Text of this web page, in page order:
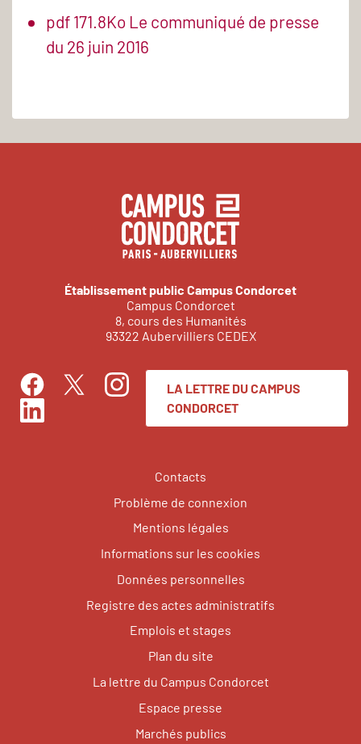
pdf 171.8Ko Le communiqué de presse
du 26 juin 2016
Établissement public Campus Condorcet
Campus Condorcet
8, cours des Humanités
93322 Aubervilliers CEDEX
FacebookTwitterInstagram
LinkedIn
LA LETTRE DU CAMPUS
CONDORCET
Contacts
Problème de connexion
Mentions légales
Informations sur les cookies
Données personnelles
Registre des actes administratifs
Emplois et stages
Plan du site
La lettre du Campus Condorcet
Espace presse
Marchés publics